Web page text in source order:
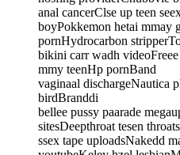
anal cancerClse up teen
boyPokkemon hetai mmay
pornHydrocarbon
bikini carr wadh
mmy teenHp pornBand
vaginaal dischargeNautica
birdBranddi
bellee pussy paarade
sitesDeepthroat tesen
ssex tape uploadsNakedd